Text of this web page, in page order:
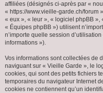
affiliées (désignés ci-après par «
« https://www.vieille-garde.ch/forum
« eux », « leur », « logiciel phpBB »,
« Équipes phpBB ») utilisent
n’importe quelle session
informations »).
Vos informations sont collectées de
naviguant sur « Vieille Garde », le
cookies, qui sont des petits fichiers
temporaires du navigateur Internet
cookies ne contiennent qu’un